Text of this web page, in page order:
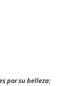
por su belleza: